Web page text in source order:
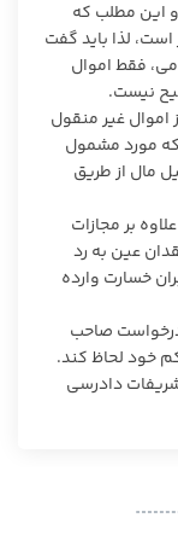
و این مطلب که
لذا باید گفت
مجازات اسلامی، فقط اموال
نیست.‏
غیر منقول
مورد مشمول
مال از طریق
علاوه بر مجازات
عین به رد
خسارت وارده
صاحب
خود لحاظ کند.
دادرسی